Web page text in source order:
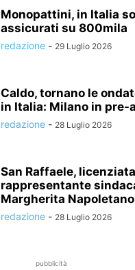
Monopattini, in Italia
assicurati su 800mila
redazione - 29 Luglio 2026
Caldo, tornano le
in Italia: Milano in pre-
redazione - 28 Luglio 2026
San Raffaele,
rappresentante
Margherita Napoletano
redazione - 28 Luglio 2026
pubblicità